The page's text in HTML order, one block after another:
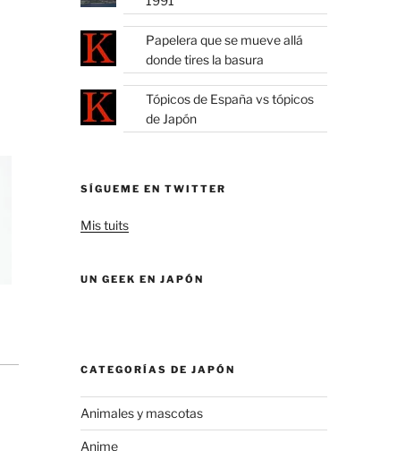
Papelera que se mueve allá
donde tires la basura
Tópicos de España vs tópicos
de Japón
SÍGUEME EN TWITTER
Mis tuits
UN GEEK EN JAPÓN
CATEGORÍAS DE JAPÓN
Animales y mascotas
Anime